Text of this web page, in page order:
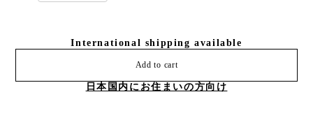
International shipping available
Add to cart
日本国内にお住まいの方向け